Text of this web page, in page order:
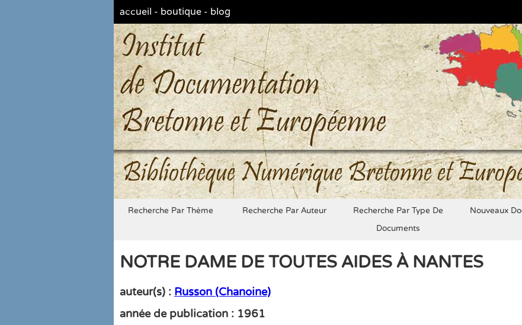
accueil - boutique - blog
Bibliothèque Numérique Bretonne et
Recherche Par Thème Recherche Par Auteur
Recherche Par Type De
Documents
Nouveaux
NOTRE DAME DE TOUTES AIDES À NANTES
auteur(s) : Russon (Chanoine)
année de publication : 1961